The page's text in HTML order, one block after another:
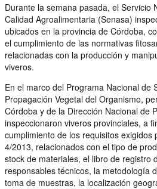
Durante la semana pasada, el Servicio
Calidad Agroalimentaria (Senasa)
ubicados en la provincia de Córdoba,
el cumplimiento de las normativas
relacionadas con la producción y
viveros.
En el marco del Programa Nacional de
Propagación Vegetal del Organismo,
Córdoba y de la Dirección Nacional de
inspeccionaron viveros provinciales, a
cumplimiento de los requisitos exigidos
4/2013, relacionados con el tipo de
stock de materiales, el libro de registro
responsables técnicos, la metodología
toma de muestras, la localización